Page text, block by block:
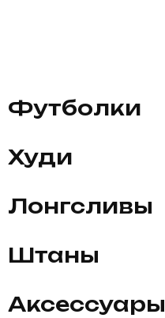
Футболки
Худи
Лонгсливы
Штаны
Аксессуары